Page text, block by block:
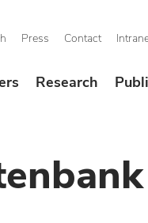
Press Contact
Research